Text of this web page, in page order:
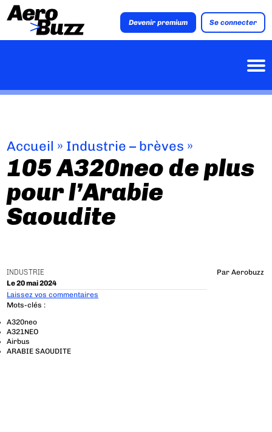
Devenir premium Se connecter
Accueil » Industrie – brèves »
105 A320neo de plus
pour l’Arabie
Saoudite
INDUSTRIE
Le 20 mai 2024
Par Aerobuzz
Laissez vos commentaires
Mots-clés :
A320neo
A321NEO
Airbus
ARABIE SAOUDITE